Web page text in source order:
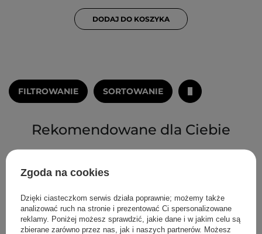
DODAJ DO KOSZYKA
FILTROWANIE SORTOWANIE
Rekomendowane dla Ciebie
Zgoda na cookies
Dzięki ciasteczkom serwis działa poprawnie; możemy także
analizować ruch na stronie i prezentować Ci spersonalizowane
reklamy. Poniżej możesz sprawdzić, jakie dane i w jakim celu są
zbierane zarówno przez nas, jak i naszych partnerów. Możesz